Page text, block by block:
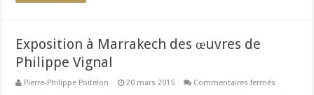
Exposition à Marrakech des œuvres de
Philippe Vignal
Pierre-Philippe Poitelon 20 mars 2015 Commentaires fermés